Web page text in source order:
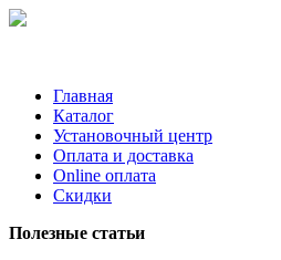
Главная
Каталог
Установочный центр
Оплата и доставка
Online оплата
Скидки
Полезные статьи